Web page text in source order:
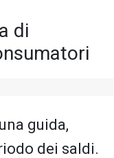
di
guida,
dei saldi.